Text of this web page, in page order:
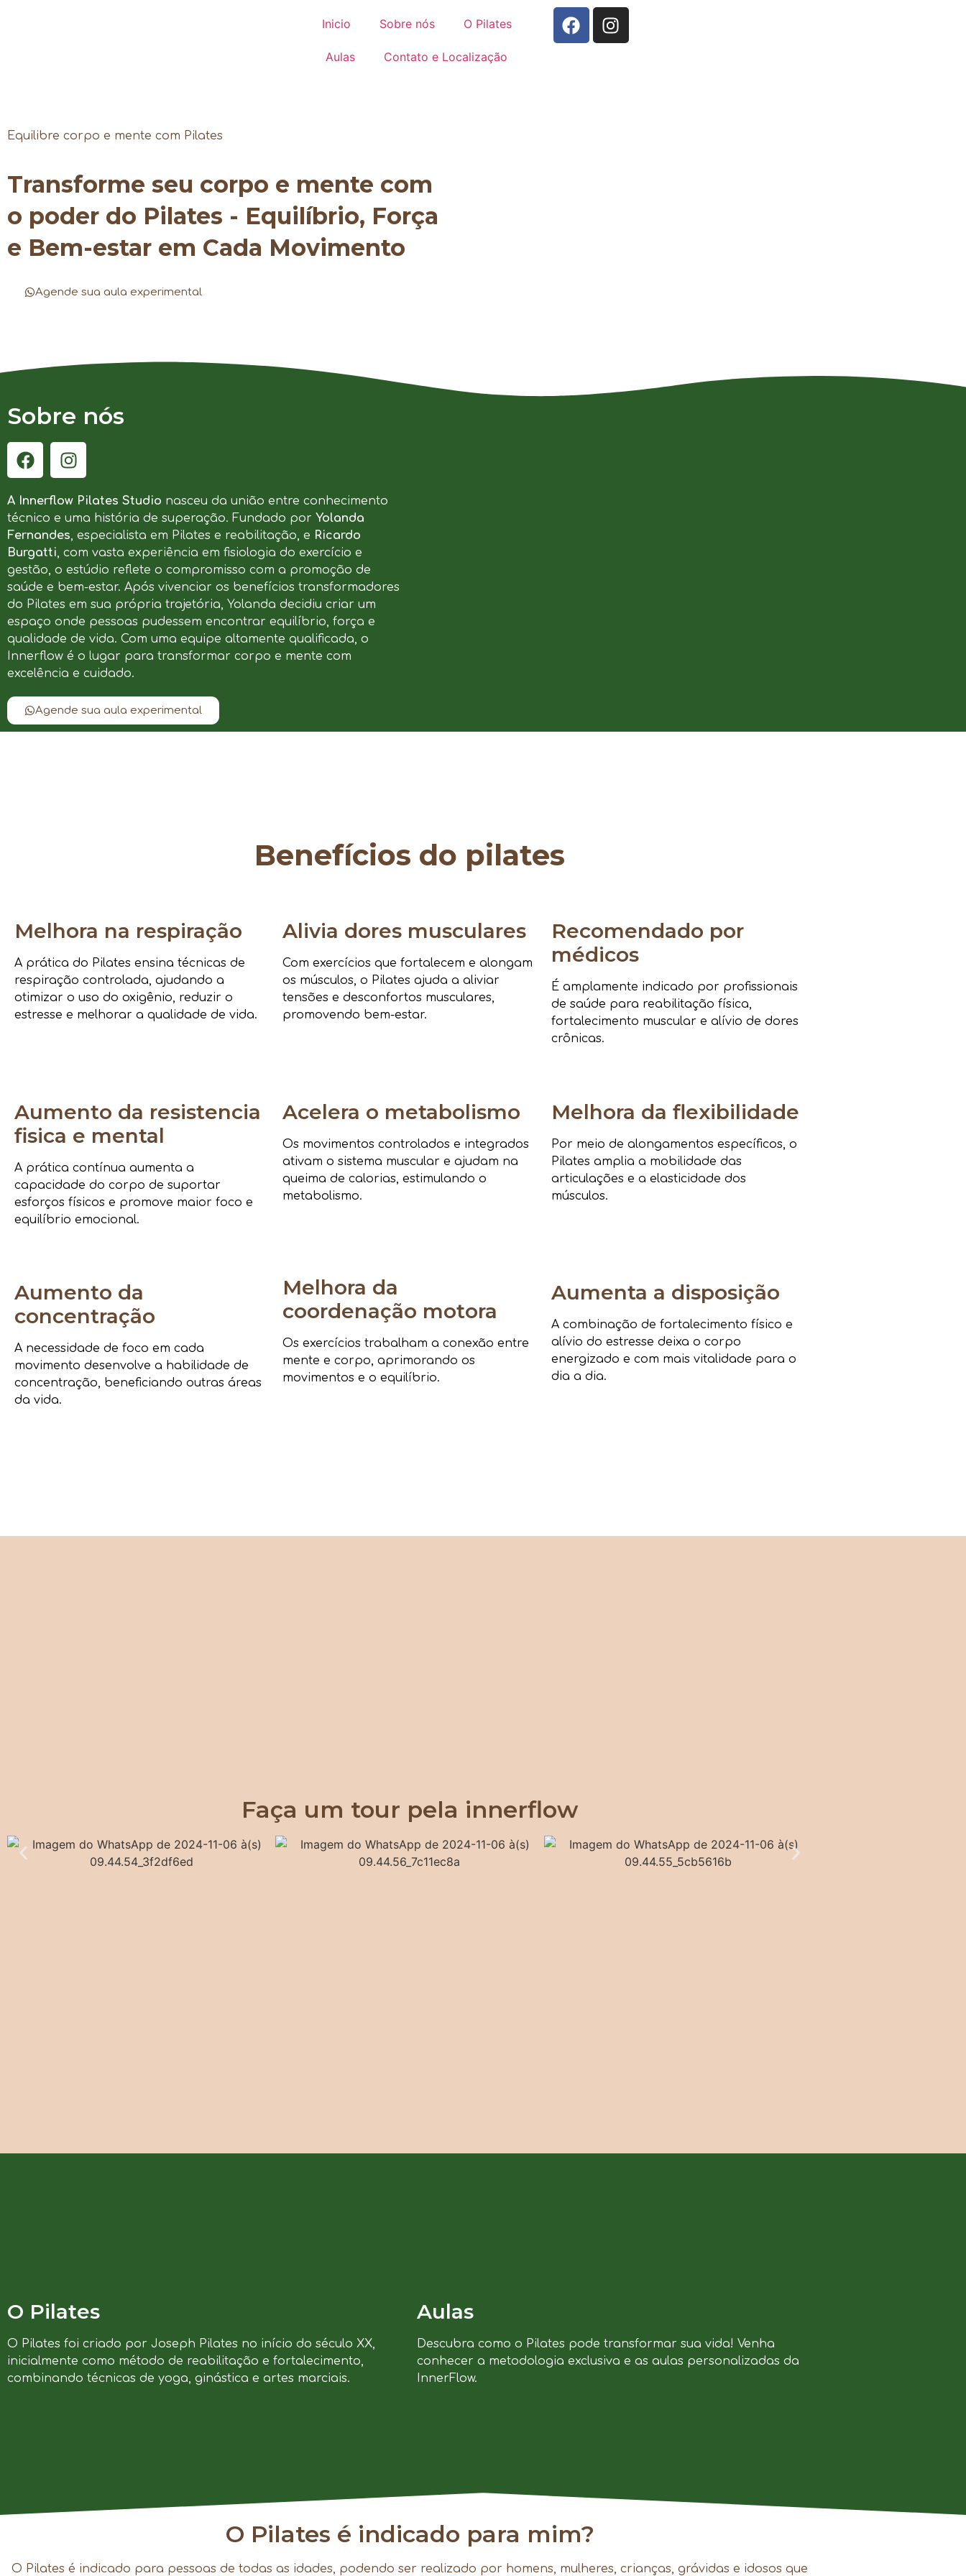
Inicio Sobre nós O Pilates
Aulas Contato e Localização
Equilibre corpo e mente com Pilates
Transforme seu corpo e mente com
o poder do Pilates - Equilíbrio, Força
e Bem-estar em Cada Movimento
Agende sua aula experimental
Sobre nós
A Innerflow Pilates Studio nasceu da união entre conhecimento
técnico e uma história de superação. Fundado por Yolanda
Fernandes, especialista em Pilates e reabilitação, e Ricardo
Burgatti, com vasta experiência em fisiologia do exercício e
gestão, o estúdio reflete o compromisso com a promoção de
saúde e bem-estar. Após vivenciar os benefícios transformadores
do Pilates em sua própria trajetória, Yolanda decidiu criar um
espaço onde pessoas pudessem encontrar equilíbrio, força e
qualidade de vida. Com uma equipe altamente qualificada, o
Innerflow é o lugar para transformar corpo e mente com
excelência e cuidado.
Agende sua aula experimental
Benefícios do pilates
Melhora na respiração
A prática do Pilates ensina técnicas de
respiração controlada, ajudando a
otimizar o uso do oxigênio, reduzir o
estresse e melhorar a qualidade de vida.
Alivia dores musculares
Com exercícios que fortalecem e alongam
os músculos, o Pilates ajuda a aliviar
tensões e desconfortos musculares,
promovendo bem-estar.
Recomendado por
médicos
É amplamente indicado por profissionais
de saúde para reabilitação física,
fortalecimento muscular e alívio de dores
crônicas.
Aumento da resistencia
fisica e mental
A prática contínua aumenta a
capacidade do corpo de suportar
esforços físicos e promove maior foco e
equilíbrio emocional.
Acelera o metabolismo
Os movimentos controlados e integrados
ativam o sistema muscular e ajudam na
queima de calorias, estimulando o
metabolismo.
Melhora da flexibilidade
Por meio de alongamentos específicos, o
Pilates amplia a mobilidade das
articulações e a elasticidade dos
músculos.
Aumento da
concentração
A necessidade de foco em cada
movimento desenvolve a habilidade de
concentração, beneficiando outras áreas
da vida.
Melhora da
coordenação motora
Os exercícios trabalham a conexão entre
mente e corpo, aprimorando os
movimentos e o equilíbrio.
Aumenta a disposição
A combinação de fortalecimento físico e
alívio do estresse deixa o corpo
energizado e com mais vitalidade para o
dia a dia.
Faça um tour pela innerflow
O Pilates
O Pilates foi criado por Joseph Pilates no início do século XX,
inicialmente como método de reabilitação e fortalecimento,
combinando técnicas de yoga, ginástica e artes marciais.
Aulas
Descubra como o Pilates pode transformar sua vida! Venha
conhecer a metodologia exclusiva e as aulas personalizadas da
InnerFlow.
O Pilates é indicado para mim?
O Pilates é indicado para pessoas de todas as idades, podendo ser realizado por homens, mulheres, crianças, grávidas e idosos que